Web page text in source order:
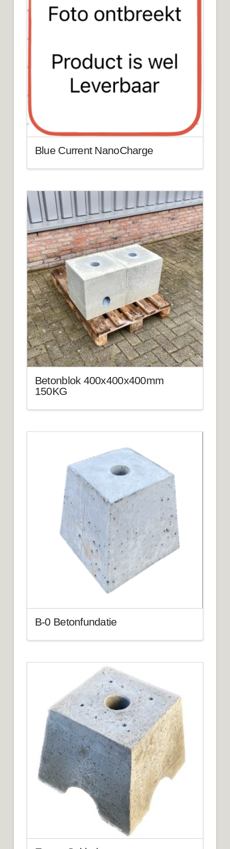
Blue Current NanoCharge
Betonblok 400x400x400mm
150KG
B-0 Betonfundatie